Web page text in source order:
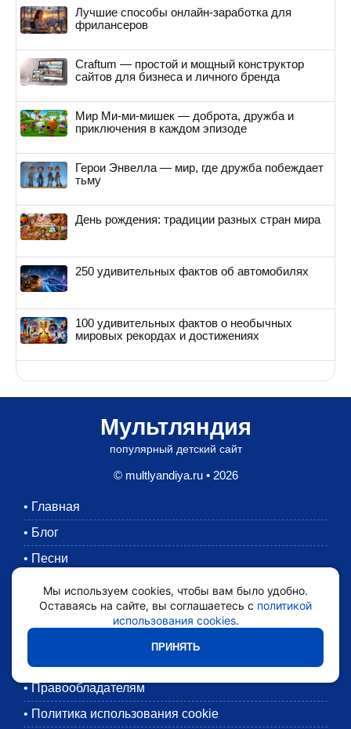
Лучшие способы онлайн-заработка для
фрилансеров
Craftum — простой и мощный конструктор
сайтов для бизнеса и личного бренда
Мир Ми-ми-мишек — доброта, дружба и
приключения в каждом эпизоде
Герои Энвелла — мир, где дружба побеждает
тьму
День рождения: традиции разных стран мира
250 удивительных фактов об автомобилях
100 удивительных фактов о необычных
мировых рекордах и достижениях
Мультляндия
популярный детский сайт
© multlyandiya.ru • 2026
• Главная
• Блог
• Песни
Раскраски
Картинки
•
•
• Правообладателям
• Политика использования cookie
Мы используем cookies, чтобы вам было удобно.
Оставаясь на сайте, вы соглашаетесь с политикой
использования cookies.
ПРИНЯТЬ